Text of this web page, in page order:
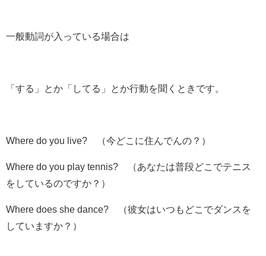
一般動詞が入っている場合は
「する」とか「してる」とか行動を聞くときです。
Where do you live? （今どこに住んでんの？）
Where do you play tennis? （あなたは普段どこでテニス
をしているのですか？）
Where does she dance? （彼女はいつもどこでダンスを
していますか？）